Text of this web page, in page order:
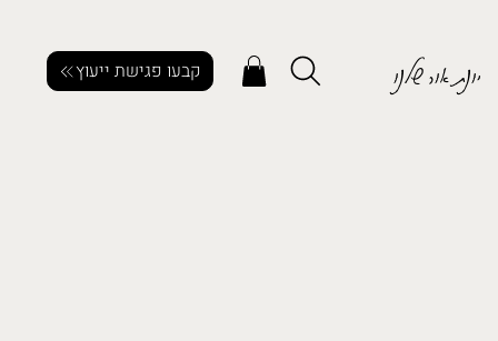
יונת אור שלנו קבעו פגישת ייעוץ